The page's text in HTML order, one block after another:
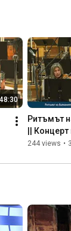
Любо
"Сленг",
ВОДЕЩ:
Севар
Елена
Виктор
Михаил
Петър
Ритъмът
||
2025
244 views •